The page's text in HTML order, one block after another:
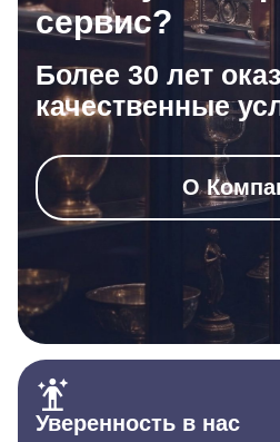
сервис?
Более 30 лет
качественные
О
Уверенность в нас